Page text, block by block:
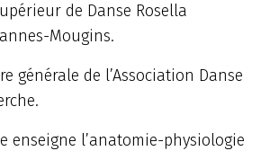
de Danse Rosella
Mougins.
générale de l’Association Danse
enseigne l’anatomie-physiologie